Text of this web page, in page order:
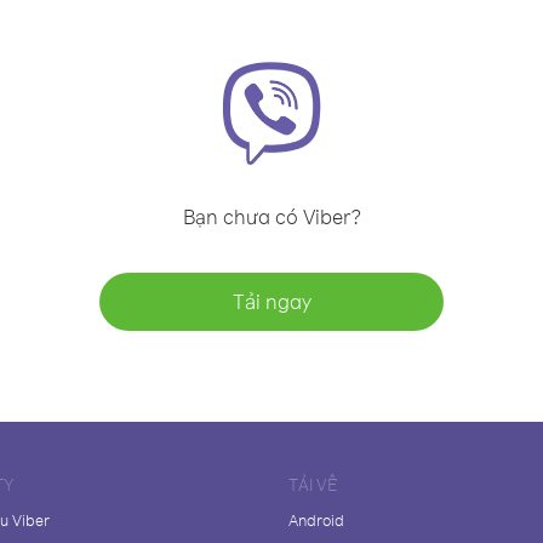
Bạn chưa có Viber?
Tải ngay
Viber
TẢI VỀ
Android